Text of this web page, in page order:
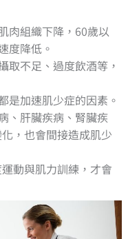
肉組織下降，60歲以
度降低。
取不足、過度飲酒等，
是加速肌少症的因素。
、肝臟疾病、腎臟疾
，也會間接造成肌少
動與肌力訓練，才會